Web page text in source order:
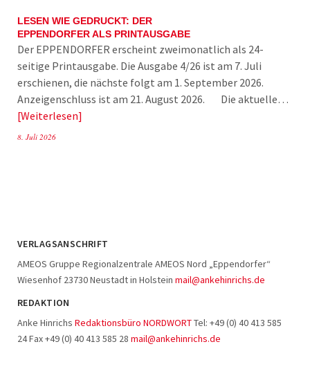
LESEN WIE GEDRUCKT: DER
EPPENDORFER ALS PRINTAUSGABE
Der EPPENDORFER erscheint zweimonatlich als 24-
seitige Printausgabe. Die Ausgabe 4/26 ist am 7. Juli
erschienen, die nächste folgt am 1. September 2026.
Anzeigenschluss ist am 21. August 2026. Die aktuelle…
Weiterlesen
8. Juli 2026
VERLAGSANSCHRIFT
AMEOS Gruppe Regionalzentrale AMEOS Nord „Eppendorfer“
Wiesenhof 23730 Neustadt in Holstein mail@ankehinrichs.de
REDAKTION
Anke Hinrichs Redaktionsbüro NORDWORTTel: +49 (0) 40 413 585
24 Fax +49 (0) 40 413 585 28 mail@ankehinrichs.de